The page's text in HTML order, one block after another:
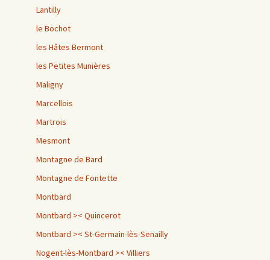
Lantilly
le Bochot
les Hâtes Bermont
les Petites Munières
Maligny
Marcellois
Martrois
Mesmont
Montagne de Bard
Montagne de Fontette
Montbard
Montbard >< Quincerot
Montbard >< St-Germain-lès-Senailly
Nogent-lès-Montbard >< Villiers